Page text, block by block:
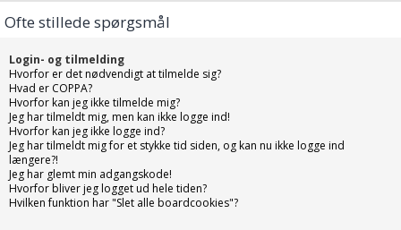
Ofte stillede spørgsmål
Login- og tilmelding
Hvorfor er det nødvendigt at tilmelde sig?
Hvad er COPPA?
Hvorfor kan jeg ikke tilmelde mig?
Jeg har tilmeldt mig, men kan ikke logge ind!
Hvorfor kan jeg ikke logge ind?
Jeg har tilmeldt mig for et stykke tid siden, og kan nu ikke logge ind
længere?!
Jeg har glemt min adgangskode!
Hvorfor bliver jeg logget ud hele tiden?
Hvilken funktion har "Slet alle boardcookies"?